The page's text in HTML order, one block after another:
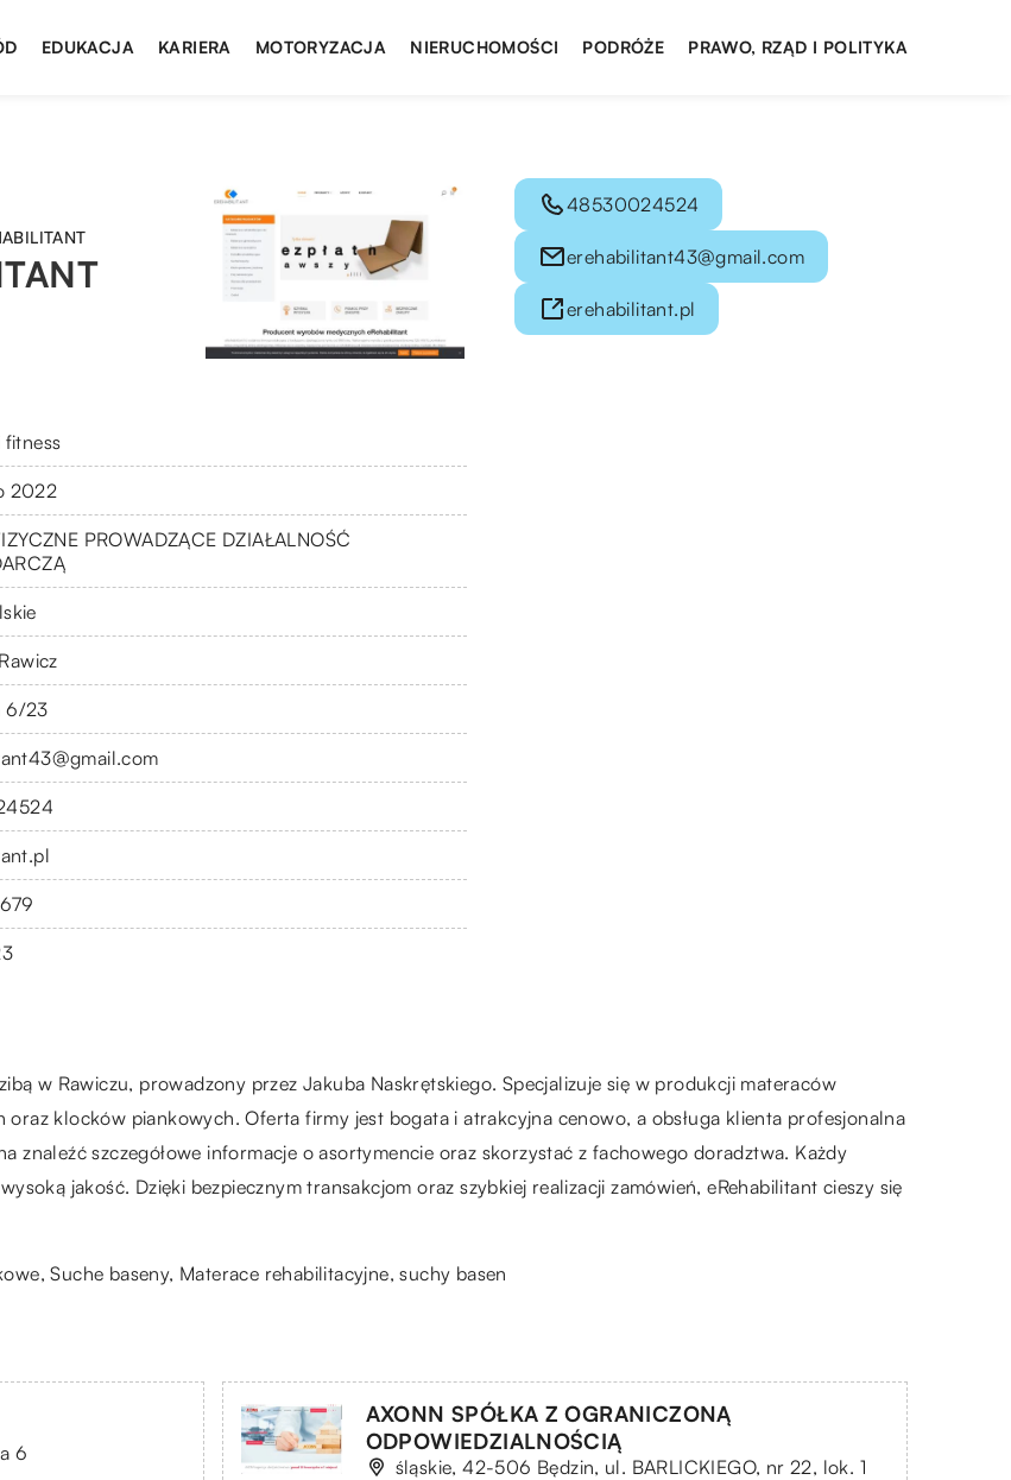
EDUKACJA KARIERA MOTORYZACJA NIERUCHOMOŚCI PODRÓŻE PRAWO, RZĄD I POLITYKA
fitness
2022
PROWADZĄCE DZIAŁALNOŚĆ
6/23
48530024524
erehabilitant43@gmail.com
erehabilitant.pl
w Rawiczu, prowadzony przez Jakuba Naskrętskiego. Specjalizuje się w produkcji materaców
klocków piankowych. Oferta firmy jest bogata i atrakcyjna cenowo, a obsługa klienta profesjonalna
znaleźć szczegółowe informacje o asortymencie oraz skorzystać z fachowego doradztwa. Każdy
jakość. Dzięki bezpiecznym transakcjom oraz szybkiej realizacji zamówień, eRehabilitant cieszy się
Suche baseny, Materace rehabilitacyjne,suchy basen
6
AXONN SPÓŁKA Z OGRANICZONĄ
ODPOWIEDZIALNOŚCIĄ
śląskie, 42-506 Będzin, ul. BARLICKIEGO, nr 22, lok. 1